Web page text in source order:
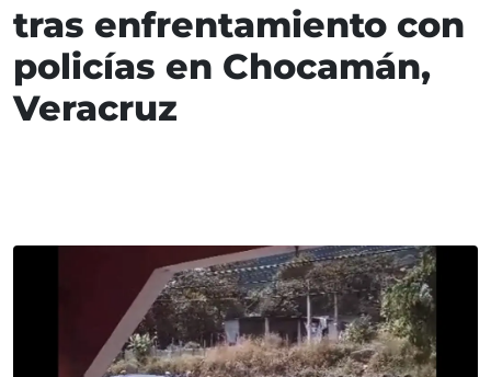
tras enfrentamiento con
policías en Chocamán,
Veracruz